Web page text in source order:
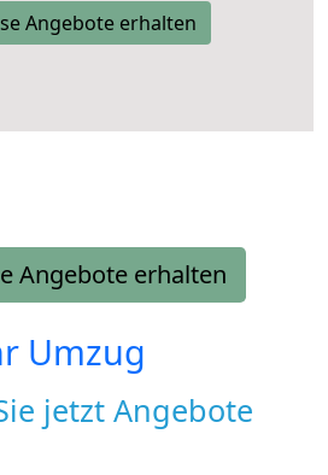
Angebote erhalten
Angebote erhalten
Umzug
jetzt Angebote